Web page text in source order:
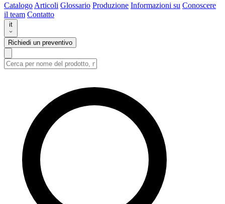
Catalogo Articoli Glossario Produzione Informazioni su Conoscere
il team Contatto
it
Richiedi un preventivo